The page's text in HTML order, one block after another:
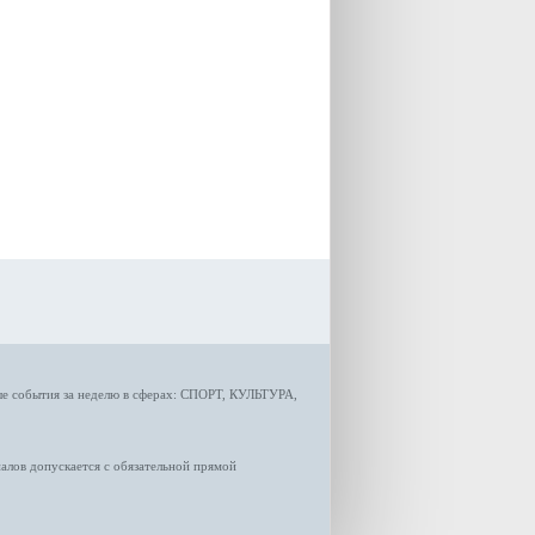
события за неделю в сферах: СПОРТ, КУЛЬТУРА,
допускается с обязательной прямой